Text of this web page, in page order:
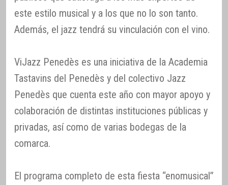
este estilo musical y a los que no lo son tanto.
Además, el jazz tendrá su vinculación con el vino.
ViJazz Penedès es una iniciativa de la Academia
Tastavins del Penedès y del colectivo Jazz
Penedès que cuenta este año con mayor apoyo y
colaboración de distintas instituciones públicas y
privadas, así como de varias bodegas de la
comarca.
El programa completo de esta fiesta “enomusical”